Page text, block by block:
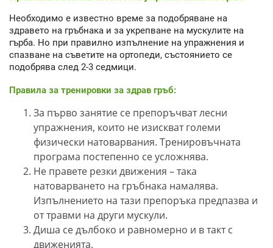
Необходимо е известно време за подобряване на
здравето на гръбнака и за укрепване на мускулите на
гърба. Но при правилно изпълнение на упражнения и
спазване на съветите на ортопеди, състоянието се
подобрява след 2-3 седмици.
Правила за тренировки за здрав гръб:
За първо занятие се препоръчват лесни
упражнения, които не изискват големи
физически натоварвания. Тренировъчната
програма постепенно се усложнява.
Не правете резки движения – така
натоварването на гръбнака намалява.
Изпълнението на тази препоръка предпазва и
от травми на други мускули.
Диша се дълбоко и равномерно и в такт с
движенията.